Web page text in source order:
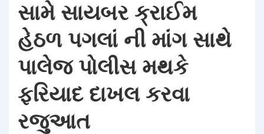
સામે સાયબર ક્રાઈમ
હેઠળ પગલાં ની માંગ સાથે
પાલેજ પોલીસ મથકે
ફરિયાદ દાખલ કરવા
રજુઆત